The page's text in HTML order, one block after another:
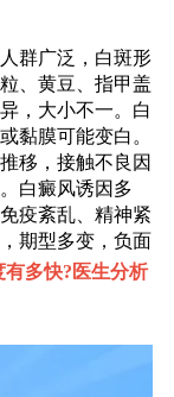
群广泛，白斑形
、黄豆、指甲盖
，大小不一。白
黏膜可能变白。
移，接触不良因
白癜风诱因多
疫紊乱、精神紧
期型多变，负面
有多快?医生分析